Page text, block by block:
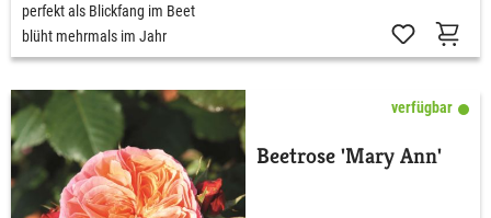
perfekt als Blickfang im Beet
blüht mehrmals im Jahr
verfügbar
Beetrose 'Mary Ann'